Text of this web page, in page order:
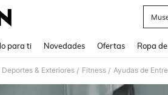
para ti Novedades Ofertas Ropa
Deportes & Exteriores / Fitness / Ayudas de